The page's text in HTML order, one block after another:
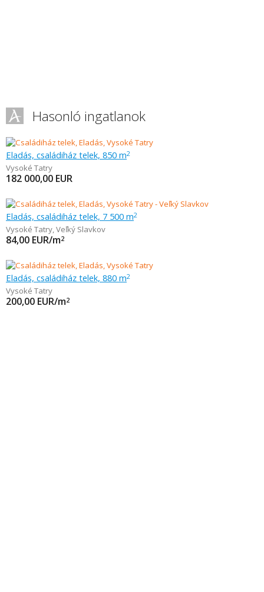
Hasonló ingatlanok
Eladás, családiház telek, 850 m2
Vysoké Tatry
182 000,00 EUR
Eladás, családiház telek, 7 500 m2
Vysoké Tatry,Veľký Slavkov
84,00 EUR/m2
Eladás, családiház telek, 880 m2
Vysoké Tatry
200,00 EUR/m2